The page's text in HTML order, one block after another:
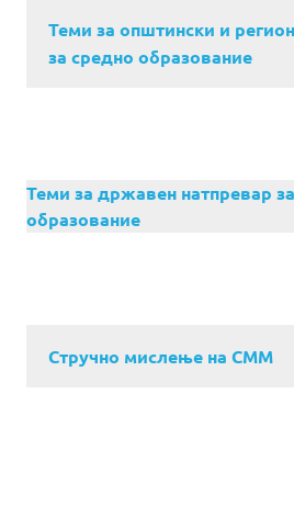
Теми за општински и
за средно образование
Теми за државен натпревар
образование
Стручно мислење на СММ